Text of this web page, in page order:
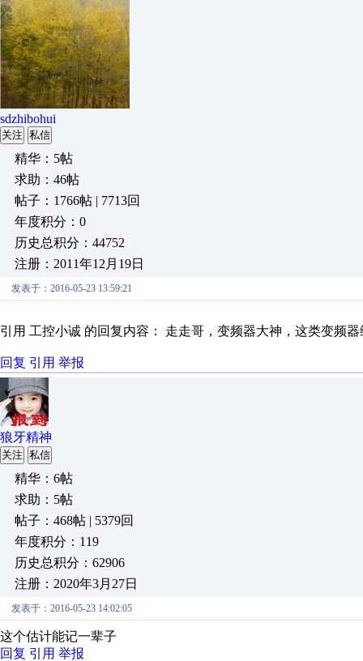
sdzhibohui
关注 私信
精华：5帖
求助：46帖
帖子：1766帖 | 7713回
年度积分：0
历史总积分：44752
注册：2011年12月19日
发表于：2016-05-23 13:59:21
引用 工控小诚 的回复内容： 走走哥，变频器大神，这类变频
回复 引用 举报
狼牙精神
关注 私信
精华：6帖
求助：5帖
帖子：468帖 | 5379回
年度积分：119
历史总积分：62906
注册：2020年3月27日
发表于：2016-05-23 14:02:05
这个估计能记一辈子
回复 引用 举报